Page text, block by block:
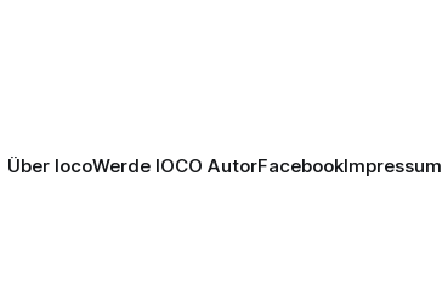
Über IocoWerde IOCO AutorFacebookImpressum